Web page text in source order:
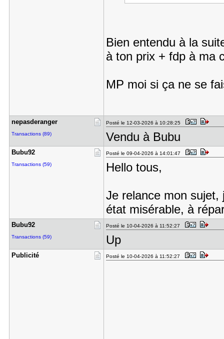
Bien entendu à la
à ton prix + fdp à ma
MP moi si ça ne se
nepasderan​ger
Transactions (89)
Posté le 12-03-2026 à 10:28:25
Vendu à Bubu
Bubu92
Transactions (59)
Posté le 09-04-2026 à 14:01:47
Hello tous,
Je relance mon sujet,
état misérable, à
Bubu92
Transactions (59)
Posté le 10-04-2026 à 11:52:27
Up
Publicité Posté le 10-04-2026 à 11:52:27